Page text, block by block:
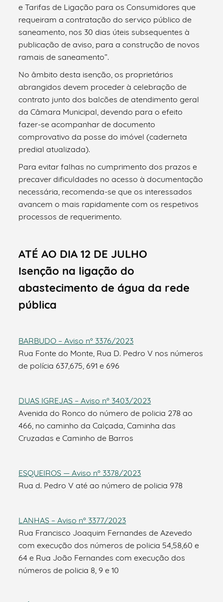
e Tarifas de Ligação para os Consumidores que
requeiram a contratação do serviço público de
saneamento, nos 30 dias úteis subsequentes à
publicação de aviso, para a construção de novos
ramais de saneamento”.
No âmbito desta isenção, os proprietários
abrangidos devem proceder à celebração de
contrato junto dos balcões de atendimento geral
da Câmara Municipal, devendo para o efeito
fazer-se acompanhar de documento
comprovativo da posse do imóvel (caderneta
predial atualizada).
Para evitar falhas no cumprimento dos prazos e
precaver dificuldades no acesso à documentação
necessária, recomenda-se que os interessados
avancem o mais rapidamente com os respetivos
processos de requerimento.
ATÉ AO DIA 12 DE JULHO
Isenção na ligação do
abastecimento de água da rede
pública
BARBUDO – Aviso nº 3376/2023
Rua Fonte do Monte, Rua D. Pedro V nos números
de polícia 637,675, 691 e 696
DUAS IGREJAS – Aviso nº 3403/2023
Avenida do Ronco do número de policia 278 ao
466, no caminho da Calçada, Caminha das
Cruzadas e Caminho de Barros
ESQUEIROS — Aviso nº 3378/2023
Rua d. Pedro V até ao número de policia 978
LANHAS – Aviso nº 3377/2023
Rua Francisco Joaquim Fernandes de Azevedo
com execução dos números de policia 54,58,60 e
64 e Rua João Fernandes com execução dos
números de policia 8, 9 e 10